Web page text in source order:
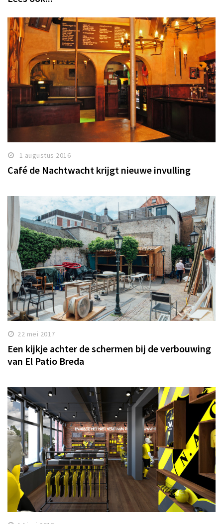
1 augustus 2016
Café de Nachtwacht krijgt nieuwe invulling
22 mei 2017
Een kijkje achter de schermen bij de verbouwing
van El Patio Breda